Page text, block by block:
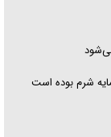
شرم بوده است